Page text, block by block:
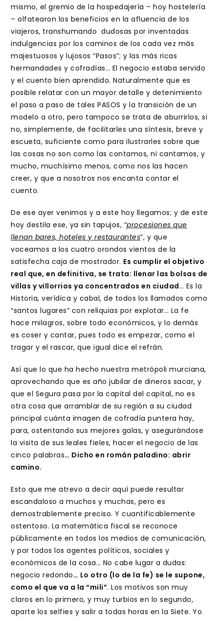
mismo, el gremio de la hospedajería – hoy hostelería
– olfatearon los beneficios en la afluencia de los
viajeros, transhumando dudosas por inventadas
indulgencias por los caminos de los cada vez más
majestuosos y lujosos “Pasos”; y las más ricas
hermandades y cofradías… El negocio estaba servido
y el cuento bien aprendido. Naturalmente que es
posible relatar con un mayor detalle y detenimiento
el paso a paso de tales PASOS y la transición de un
modelo a otro, pero tampoco se trata de aburrirlos, si
no, simplemente, de facilitarles una síntesis, breve y
escueta, suficiente como para ilustrarles sobre que
las cosas no son como las contamos, ni cantamos, y
mucho, muchísimo menos, como nos las hacen
creer, y que a nosotros nos encanta contar el
cuento.
De ese ayer venimos y a este hoy llegamos; y de este
hoy destila ese, ya sin tapujos, “procesiones que
llenan bares, hoteles y restaurantes”, y que
voceamos a los cuatro orondos vientos de la
satisfecha caja de mostrador. Es cumplir el objetivo
real que, en definitiva, se trata: llenar las bolsas de
villas y villorrios ya concentrados en ciudad… Es la
Historia, verídica y cabal, de todos los llamados como
“santos lugares” con reliquias por explotar… La fe
hace milagros, sobre todo económicos, y lo demás
es coser y cantar, pues todo es empezar, como el
tragar y el rascar, que igual dice el refrán.
Así que lo que ha hecho nuestra metrópoli murciana,
aprovechando que es año jubilar de dineros sacar, y
que el Segura pasa por la capital del capital, no es
otra cosa que arramblar de su región a su ciudad
principal cuánta imagen de cofradía puntera hay,
para, ostentando sus mejores galas, y asegurándose
la visita de sus leales fieles, hacer el negocio de las
cinco palabras… Dicho en román paladino: abrir
camino.
Esto que me atrevo a decir aquí puede resultar
escandaloso a muchos y muchas, pero es
demostrablemente preciso. Y cuantificablemente
ostentoso. La matemática fiscal se reconoce
públicamente en todos los medios de comunicación,
y por todos los agentes políticos, sociales y
económicos de la cosa… No cabe lugar a dudas:
negocio redondo… Lo otro (lo de la fe) se le supone,
como el que va a la “mili”. Los motivos son muy
claros en lo primero, y muy turbios en lo segundo,
aparte los selfies y salir a todas horas en la Siete. Yo